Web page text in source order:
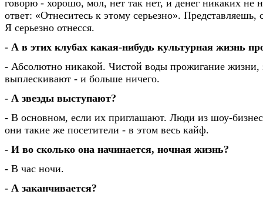
говорю - хорошо, мол, нет так нет, и денег никаких
ответ: «Отнеситесь к этому серьезно». Представляешь,
Я серьезно отнесся.
- А в этих клубах какая-нибудь культурная жизнь
- Абсолютно никакой. Чистой воды прожигание жизни,
выплескивают - и больше ничего.
- А звезды выступают?
- В основном, если их приглашают. Люди из шоу-
они такие же посетители - в этом весь кайф.
- И во сколько она начинается, ночная жизнь?
- В час ночи.
- А заканчивается?